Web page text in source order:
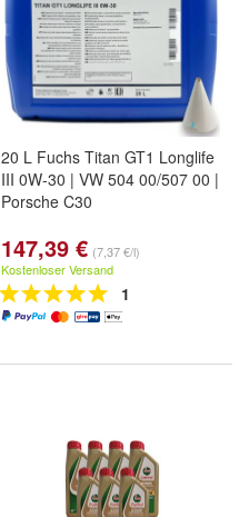
20 L Fuchs Titan GT1 Longlife
III 0W-30 | VW 504 00/507 00 |
Porsche C30
147,39 € (7,37 €/l)
Kostenloser Versand
1